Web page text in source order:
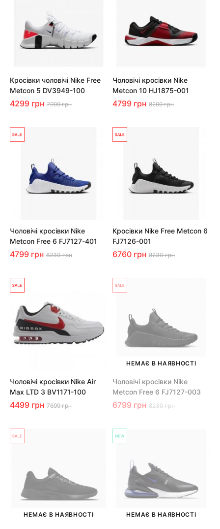
Кросівки чоловічі Nike Free
Metcon 5 DV3949-100
4299 грн 7999 грн
Чоловічі кросівки Nike
Metcon 10 HJ1875-001
4799 грн 8299 грн
Чоловічі кросівки Nike
Metcon Free 6 FJ7127-401
4799 грн 8230 грн
Кросівки Nike Free Metcon 6
FJ7126-001
6760 грн 8230 грн
Чоловічі кросівки Nike Air
Max LTD 3 BV1171-100
4499 грн 7699 грн
НЕМАЄ В НАЯВНОСТІ
Чоловічі кросівки Nike
Metcon Free 6 FJ7127-003
6799 грн 8230 грн
НЕМАЄ В НАЯВНОСТІ НЕМАЄ В НАЯВНОСТІ